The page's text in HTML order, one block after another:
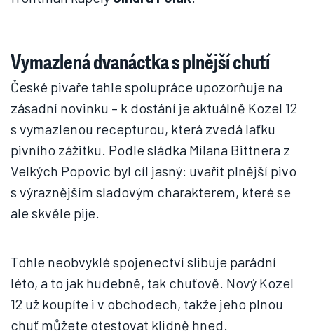
Vymazlená dvanáctka s plnější chutí
České pivaře tahle spolupráce upozorňuje na
zásadní novinku – k dostání je aktuálně Kozel 12
s vymazlenou recepturou, která zvedá laťku
pivního zážitku. Podle sládka Milana Bittnera z
Velkých Popovic byl cíl jasný: uvařit plnější pivo
s výraznějším sladovým charakterem, které se
ale skvěle pije.
Tohle neobvyklé spojenectví slibuje parádní
léto, a to jak hudebně, tak chuťově. Nový Kozel
12 už koupíte i v obchodech, takže jeho plnou
chuť můžete otestovat klidně hned.